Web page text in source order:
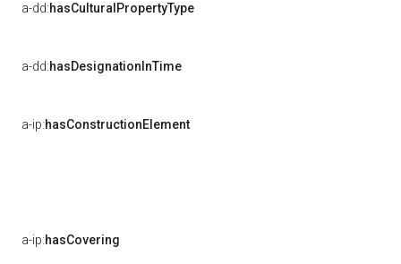
a-dd:hasCulturalPropertyType
a-dd:hasDesignationInTime
a-ip:hasConstructionElement
a-ip:hasCovering